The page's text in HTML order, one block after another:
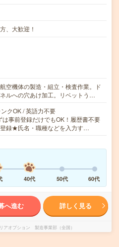
、大歓迎！
空機体の製造・組立・検査作業。ド
ルへの穴あけ加工。リベットう…
クOK / 英語力不要
事前登録だけでもOK！履歴書不要
録★氏名・職種などを入力す…
40代 50代 60代
へ進む 詳しく見る
アオプション 製造事業部（全国）